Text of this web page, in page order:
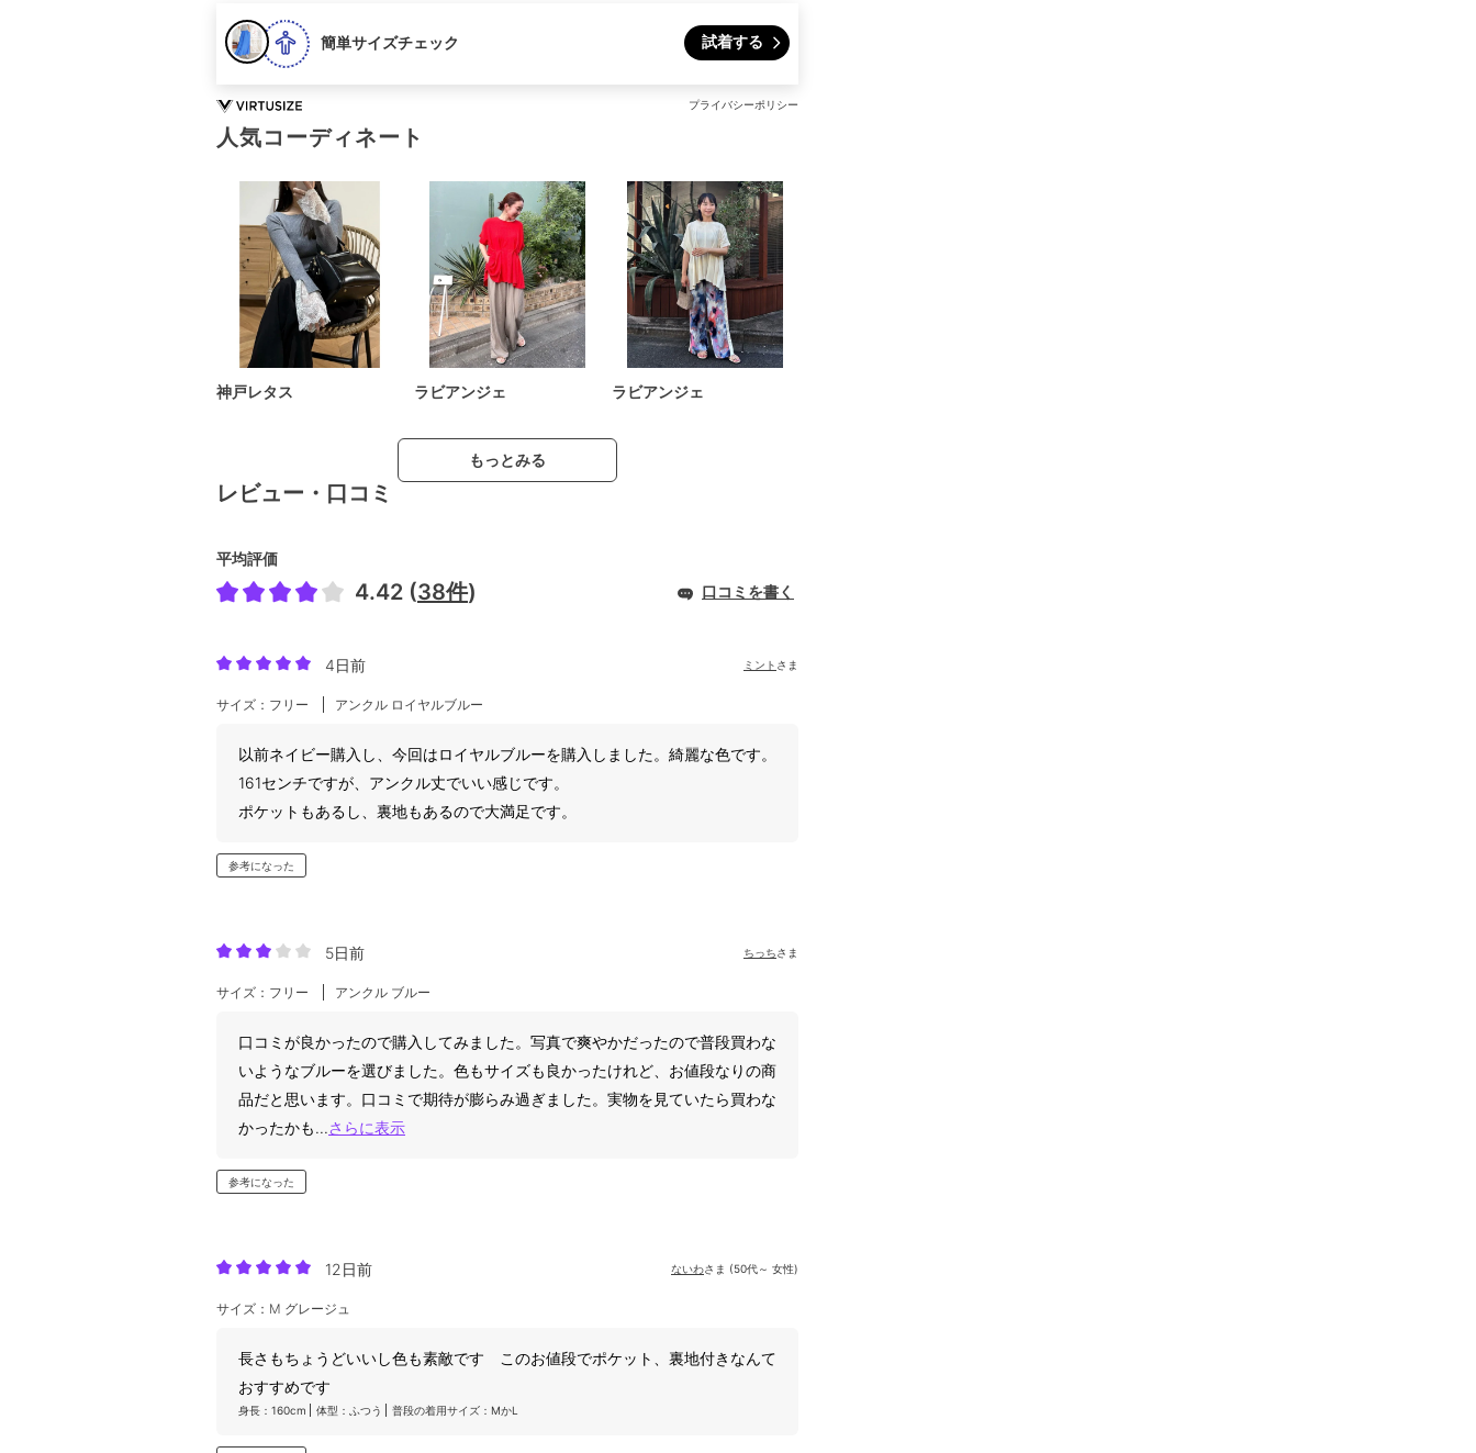
簡単サイズチェック 試着する
プライバシーポリシー
人気コーディネート
神戸レタス ラビアンジェ ラビアンジェ
もっとみる
レビュー・口コミ
平均評価
4.42 (38件) 口コミを書く
4日前 ミント さま
サイズ：フリー アンクル ロイヤルブルー
以前ネイビー購入し、今回はロイヤルブルーを購入しました。綺麗な色です。
161センチですが、アンクル丈でいい感じです。
ポケットもあるし、裏地もあるので大満足です。
参考になった
5日前 ちっちさま
サイズ：フリー アンクル ブルー
口コミが良かったので購入してみました。写真で爽やかだったので普段買わな
いようなブルーを選びました。色もサイズも良かったけれど、お値段なりの商
品だと思います。口コミで期待が膨らみ過ぎました。実物を見ていたら買わな
かったかも... さらに表示
参考になった
12日前 ないわさま (50代～ 女性)
サイズ：M グレージュ
長さもちょうどいいし色も素敵です このお値段でポケット、裏地付きなんて
おすすめです
身長：160cm 体型：ふつう 普段の着用サイズ：MかL